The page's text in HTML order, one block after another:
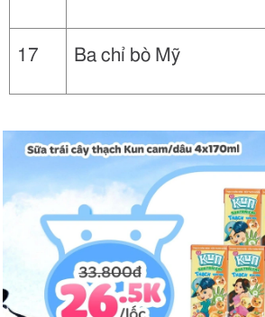
17 Ba chỉ bò Mỹ